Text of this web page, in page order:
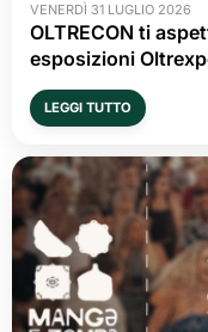
VENERDÌ 31 LUGLIO 2026
OLTRECON ti
esposizioni
LEGGI TUTTO